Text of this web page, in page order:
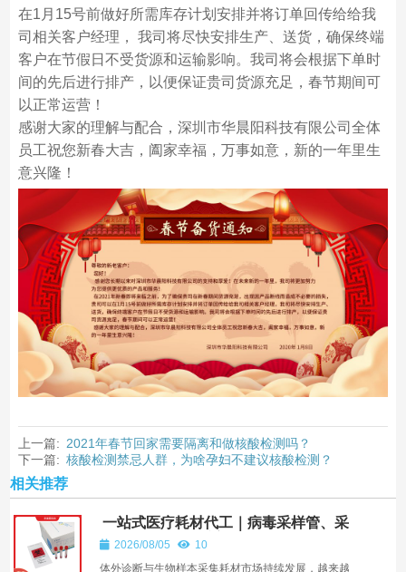
在1月15号前做好所需库存计划安排并将订单回传给给我
司相关客户经理， 我司将尽快安排生产、送货，确保终端
客户在节假日不受货源和运输影响。我司将会根据下单时
间的先后进行排产，以便保证贵司货源充足，春节期间可
以正常运营！
感谢大家的理解与配合，深圳市华晨阳科技有限公司全体
员工祝您新春大吉，阖家幸福，万事如意，新的一年里生
意兴隆！
上一篇: 2021年春节回家需要隔离和做核酸检测吗？
下一篇: 核酸检测禁忌人群，为啥孕妇不建议核酸检测？
相关推荐
一站式医疗耗材代工｜病毒采样管、采
样拭子、棉签杆注塑、来料加工服务
—— 深圳市华晨阳科技有限公司
2026/08/05
10
体外诊断与生物样本采集耗材市场持续发展，越来越